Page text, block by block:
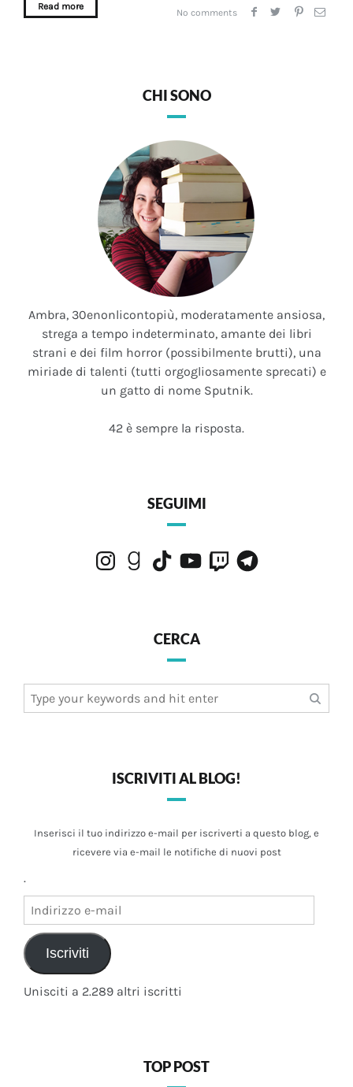
Read more
No comments
CHI SONO
Ambra, 30enonlicontopiù, moderatamente ansiosa,
strega a tempo indeterminato, amante dei libri
strani e dei film horror (possibilmente brutti), una
miriade di talenti (tutti orgogliosamente sprecati) e
un gatto di nome Sputnik.
42 è sempre la risposta.
SEGUIMI
InstagramGoodreads
TikTokYouTubeTwitchTelegram
CERCA
for:
ISCRIVITI AL BLOG!
Inserisci il tuo indirizzo e-mail per iscriverti a questo blog, e
ricevere via e-mail le notifiche di nuovi post
.
mail
Iscriviti
Unisciti a 2.289 altri iscritti
TOP POST